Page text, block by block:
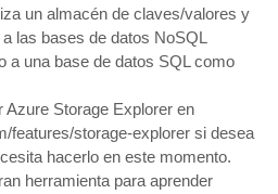
un almacén de claves/valores y
las bases de datos NoSQL
a una base de datos SQL como
Azure Storage Explorer en
features/storage-explorer si desea
hacerlo en este momento.
herramienta para aprender